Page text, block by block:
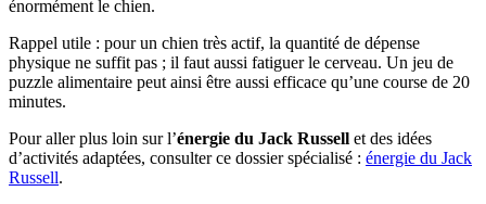
énormément le chien.
Rappel utile : pour un chien très actif, la quantité de dépense
physique ne suffit pas ; il faut aussi fatiguer le cerveau. Un jeu de
puzzle alimentaire peut ainsi être aussi efficace qu’une course de 20
minutes.
Pour aller plus loin sur l’énergie du Jack Russell et des idées
d’activités adaptées, consulter ce dossier spécialisé : énergie du Jack
Russell.